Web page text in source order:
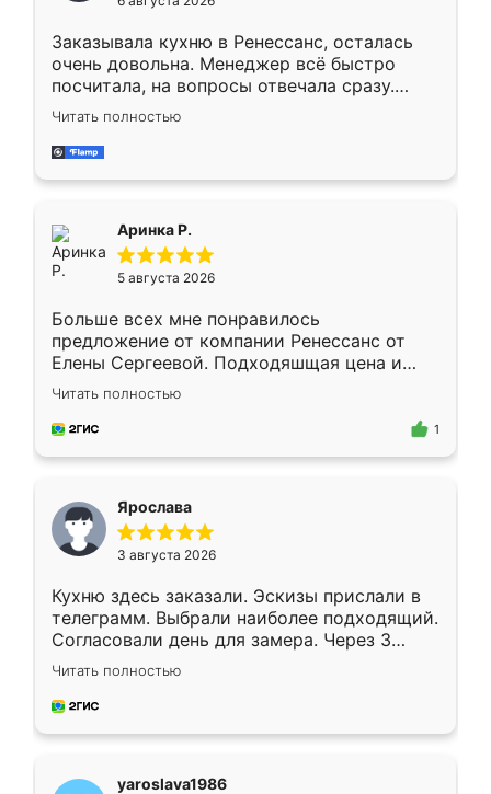
мебели буду заказывать только здесь.
Заказывала кухню в Ренессанс, осталась
очень довольна. Менеджер всё быстро
посчитала, на вопросы отвечала сразу.
Замерщик приехал в субботу, подошёл к
делу со всей ответственностью. Собрали
за день, ребята работали аккуратно, даже
Читать полностью
Аринка Р.
5 августа 2026
Больше всех мне понравилось
предложение от компании Ренессанс от
Елены Сергеевой. Подходяшщая цена и
короткие сроки изготовления. Приехавший
для замера сотрудник Владислав
предложил по моему эскизу самый
Читать полностью
1
Ярослава
3 августа 2026
Кухню здесь заказали. Эскизы прислали в
телеграмм. Выбрали наиболее подходящий.
Согласовали день для замера. Через 3
недели кухня была уже готова. Остались
довольны работой. Спасибо Ренессанс
мебель за качественную работу!
Читать полностью
yaroslava1986